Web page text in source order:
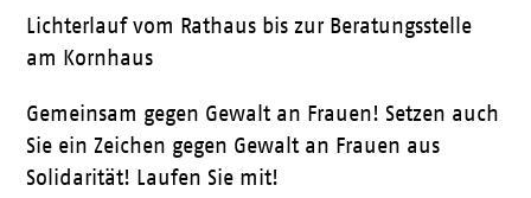
Lichterlauf vom Rathaus bis zur Beratungsstelle
am Kornhaus
Gemeinsam gegen Gewalt an Frauen! Setzen auch
Sie ein Zeichen gegen Gewalt an Frauen aus
Solidarität! Laufen Sie mit!